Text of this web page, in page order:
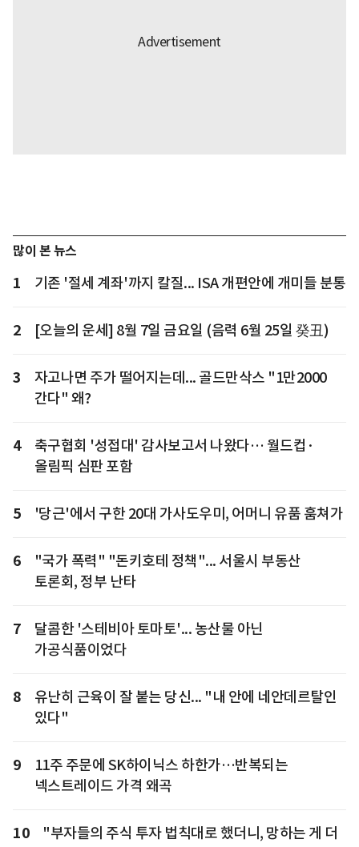
많이 본 뉴스
1 기존 '절세 계좌'까지 칼질... ISA 개편안에 개미들 분통
2 [오늘의 운세] 8월 7일 금요일 (음력 6월 25일 癸丑)
3
자고나면 주가 떨어지는데... 골드만삭스 "1만2000
간다" 왜?
4
축구협회 '성접대' 감사보고서 나왔다… 월드컵·
올림픽 심판 포함
5 '당근'에서 구한 20대 가사도우미, 어머니 유품 훔쳐가
6
"국가 폭력" "돈키호테 정책"... 서울시 부동산
토론회, 정부 난타
7
달콤한 '스테비아 토마토'... 농산물 아닌
가공식품이었다
8
유난히 근육이 잘 붙는 당신... "내 안에 네안데르탈인
있다"
9
11주 주문에 SK하이닉스 하한가…반복되는
넥스트레이드 가격 왜곡
10
"부자들의 주식 투자 법칙대로 했더니, 망하는 게 더